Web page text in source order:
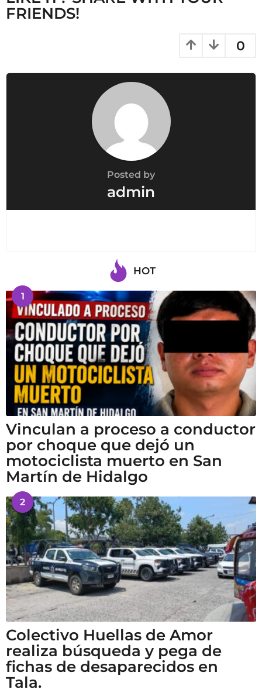
a
t
n
FRIENDS!
0
Posted by
admin
HOT
1
Vinculan a proceso a conductor
por choque que dejó un
motociclista muerto en San
Martín de Hidalgo
2
Colectivo Huellas de Amor
realiza búsqueda y pega de
fichas de desaparecidos en
Tala.